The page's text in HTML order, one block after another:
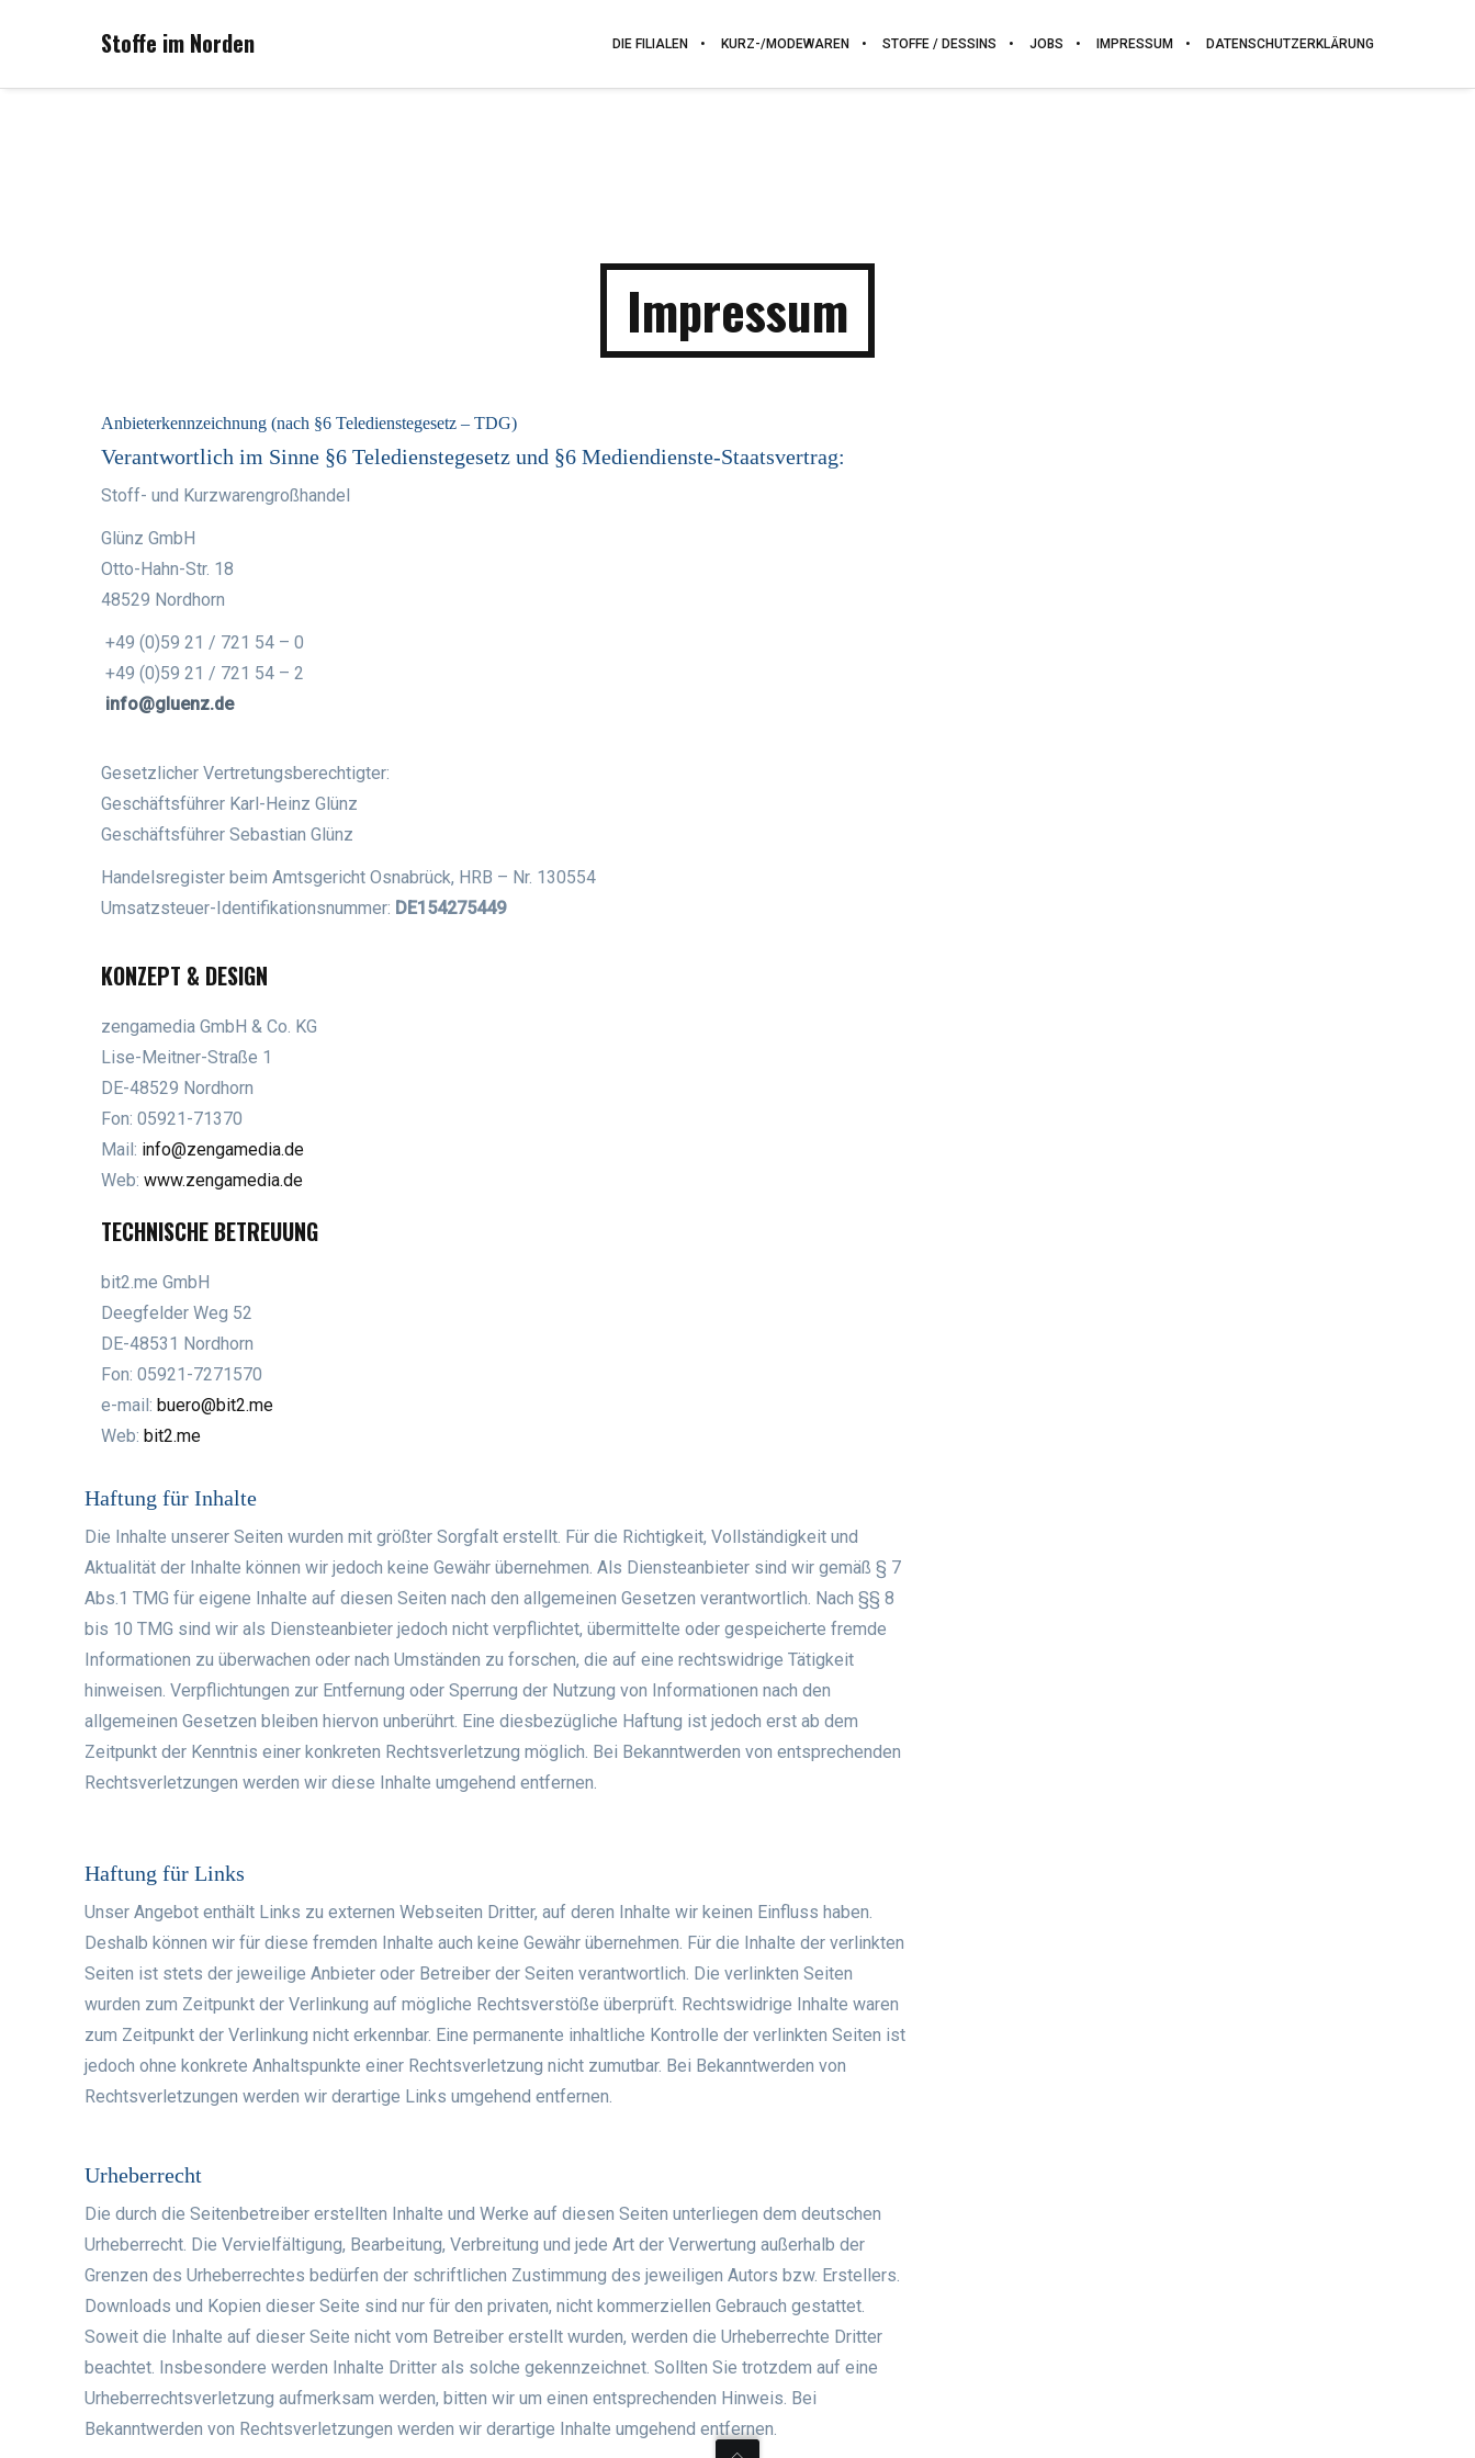
Stoffe im Norden DIE FILIALEN KURZ-/MODEWAREN STOFFE / DESSINS JOBS IMPRESSUM DATENSCHUTZERKLÄRUNG
Impressum
Anbieterkennzeichnung (nach §6 Teledienstegesetz – TDG)
Verantwortlich im Sinne §6 Teledienstegesetz und §6 Mediendienste-Staatsvertrag:
Stoff- und Kurzwarengroßhandel
Glünz GmbH
Otto-Hahn-Str. 18
48529 Nordhorn
+49 (0)59 21 / 721 54 – 0
+49 (0)59 21 / 721 54 – 2
info@gluenz.de
Gesetzlicher Vertretungsberechtigter:
Geschäftsführer Karl-Heinz Glünz
Geschäftsführer Sebastian Glünz
Handelsregister beim Amtsgericht Osnabrück, HRB – Nr. 130554
Umsatzsteuer-Identifikationsnummer: DE154275449
KONZEPT & DESIGN
zengamedia GmbH & Co. KG
Lise-Meitner-Straße 1
DE-48529 Nordhorn
Fon: 05921-71370
Mail: info@zengamedia.de
Web: www.zengamedia.de
TECHNISCHE BETREUUNG
bit2.me GmbH
Deegfelder Weg 52
DE-48531 Nordhorn
Fon: 05921-7271570
e-mail: buero@bit2.me
Web: bit2.me
Haftung für Inhalte
Die Inhalte unserer Seiten wurden mit größter Sorgfalt erstellt. Für die Richtigkeit, Vollständigkeit und
Aktualität der Inhalte können wir jedoch keine Gewähr übernehmen. Als Diensteanbieter sind wir gemäß § 7
Abs.1 TMG für eigene Inhalte auf diesen Seiten nach den allgemeinen Gesetzen verantwortlich. Nach §§ 8
bis 10 TMG sind wir als Diensteanbieter jedoch nicht verpflichtet, übermittelte oder gespeicherte fremde
Informationen zu überwachen oder nach Umständen zu forschen, die auf eine rechtswidrige Tätigkeit
hinweisen. Verpflichtungen zur Entfernung oder Sperrung der Nutzung von Informationen nach den
allgemeinen Gesetzen bleiben hiervon unberührt. Eine diesbezügliche Haftung ist jedoch erst ab dem
Zeitpunkt der Kenntnis einer konkreten Rechtsverletzung möglich. Bei Bekanntwerden von entsprechenden
Rechtsverletzungen werden wir diese Inhalte umgehend entfernen.
Haftung für Links
Unser Angebot enthält Links zu externen Webseiten Dritter, auf deren Inhalte wir keinen Einfluss haben.
Deshalb können wir für diese fremden Inhalte auch keine Gewähr übernehmen. Für die Inhalte der verlinkten
Seiten ist stets der jeweilige Anbieter oder Betreiber der Seiten verantwortlich. Die verlinkten Seiten
wurden zum Zeitpunkt der Verlinkung auf mögliche Rechtsverstöße überprüft. Rechtswidrige Inhalte waren
zum Zeitpunkt der Verlinkung nicht erkennbar. Eine permanente inhaltliche Kontrolle der verlinkten Seiten ist
jedoch ohne konkrete Anhaltspunkte einer Rechtsverletzung nicht zumutbar. Bei Bekanntwerden von
Rechtsverletzungen werden wir derartige Links umgehend entfernen.
Urheberrecht
Die durch die Seitenbetreiber erstellten Inhalte und Werke auf diesen Seiten unterliegen dem deutschen
Urheberrecht. Die Vervielfältigung, Bearbeitung, Verbreitung und jede Art der Verwertung außerhalb der
Grenzen des Urheberrechtes bedürfen der schriftlichen Zustimmung des jeweiligen Autors bzw. Erstellers.
Downloads und Kopien dieser Seite sind nur für den privaten, nicht kommerziellen Gebrauch gestattet.
Soweit die Inhalte auf dieser Seite nicht vom Betreiber erstellt wurden, werden die Urheberrechte Dritter
beachtet. Insbesondere werden Inhalte Dritter als solche gekennzeichnet. Sollten Sie trotzdem auf eine
Urheberrechtsverletzung aufmerksam werden, bitten wir um einen entsprechenden Hinweis. Bei
Bekanntwerden von Rechtsverletzungen werden wir derartige Inhalte umgehend entfernen.